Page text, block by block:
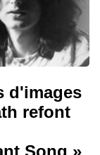
d'images
refont